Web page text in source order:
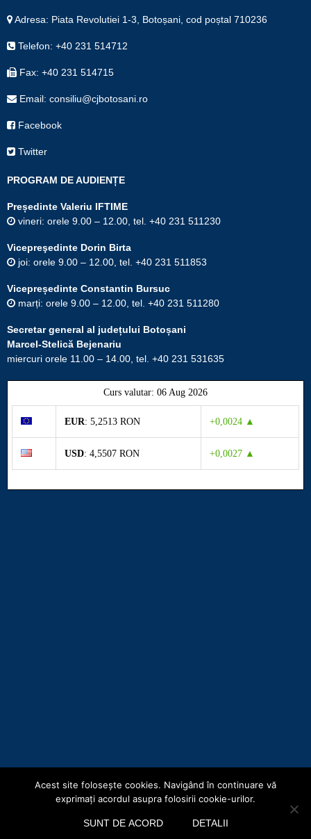
Adresa: Piata Revolutiei 1-3, Botoșani, cod poștal 710236
Telefon: +40 231 514712
Fax: +40 231 514715
Email: consiliu@cjbotosani.ro
Facebook
Twitter
PROGRAM DE AUDIENȚE
Președinte Valeriu IFTIME
vineri: orele 9.00 – 12.00, tel. +40 231 511230
Vicepreşedinte Dorin Birta
joi: orele 9.00 – 12.00, tel. +40 231 511853
Vicepreședinte Constantin Bursuc
marți: orele 9.00 – 12.00, tel. +40 231 511280
Secretar general al județului Botoșani
Marcel-Stelică Bejenariu
miercuri orele 11.00 – 14.00, tel. +40 231 531635
Curs valutar: 06 Aug 2026
EUR: 5,2513 RON +0,0024 ▲
USD: 4,5507 RON +0,0027 ▲
Copyright © Consiliul Județean Botoșani 2019
Hartă site Termeni și Condiții
Politica de confidențialitate
Acest site foloseşte cookies. Navigând în continuare vă
exprimaţi acordul asupra folosirii cookie-urilor.
SUNT DE ACORD DETALII